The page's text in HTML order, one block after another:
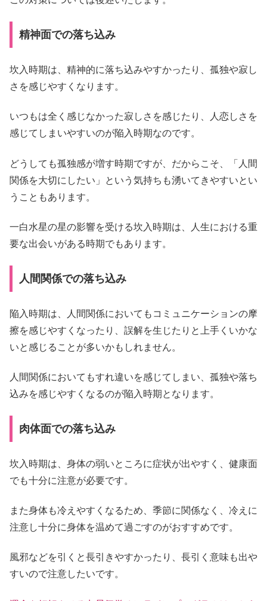
精神面での落ち込み
坎入時期は、精神的に落ち込みやすかったり、孤独や寂し
さを感じやすくなります。
いつもは全く感じなかった寂しさを感じたり、人恋しさを
感じてしまいやすいのが陥入時期なのです。
どうしても孤独感が増す時期ですが、だからこそ、「人間
関係を大切にしたい」という気持ちも湧いてきやすいとい
うこともあります。
一白水星の星の影響を受ける坎入時期は、人生における重
要な出会いがある時期でもあります。
人間関係での落ち込み
陥入時期は、人間関係においてもコミュニケーションの摩
擦を感じやすくなったり、誤解を生じたりと上手くいかな
いと感じることが多いかもしれません。
人間関係においてもすれ違いを感じてしまい、孤独や落ち
込みを感じやすくなるのが陥入時期となります。
肉体面での落ち込み
坎入時期は、身体の弱いところに症状が出やすく、健康面
でも十分に注意が必要です。
また身体も冷えやすくなるため、季節に関係なく、冷えに
注意し十分に身体を温めて過ごすのがおすすめです。
風邪などを引くと長引きやすかったり、長引く意味も出や
すいので注意したいです。